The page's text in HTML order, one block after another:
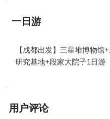
一日游
【成都出发】三星堆博物馆
研究基地+段家大院子1日游
用户评论